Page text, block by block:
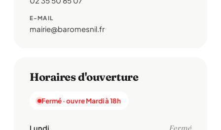
E-MAIL
mairie@baromesnil.fr
Horaires d'ouverture
Fermé · ouvre Mardi à 18h
Lundi Fermé